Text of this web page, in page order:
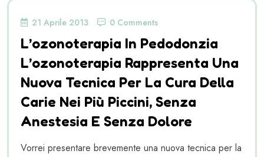
21 Aprile 2013 0 Comments
L’ozonoterapia In Pedodonzia
L’ozonoterapia Rappresenta Una
Nuova Tecnica Per La Cura Della
Carie Nei Più Piccini, Senza
Anestesia E Senza Dolore
Vorrei presentare brevemente una nuova tecnica per la